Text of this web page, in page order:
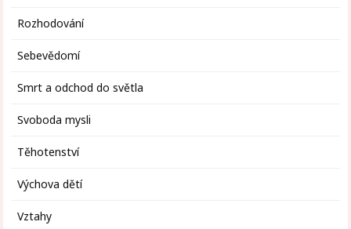
Rozhodování
Sebevědomí
Smrt a odchod do světla
Svoboda mysli
Těhotenství
Výchova dětí
Vztahy